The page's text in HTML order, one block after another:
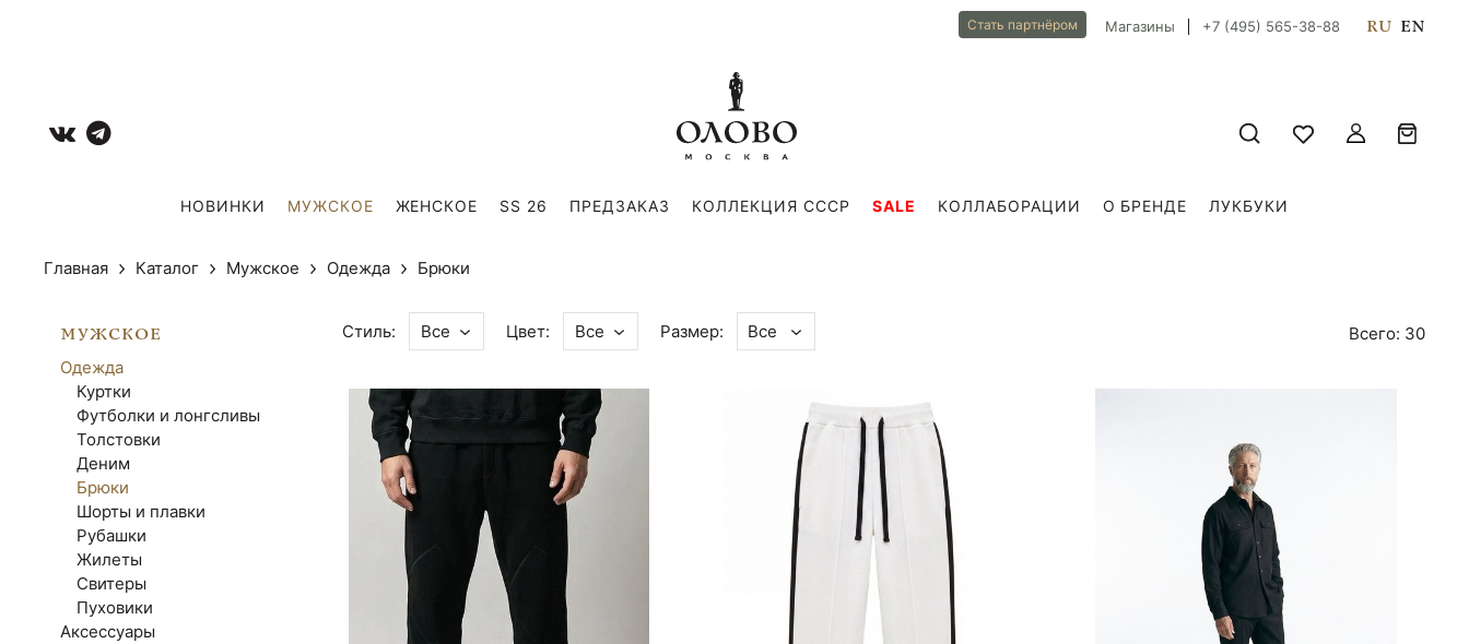
Стать партнёром Магазины +7 (495) 565-38-88 RU EN
НОВИНКИ МУЖCКОЕ ЖЕНСКОЕ SS 26 ПРЕДЗАКАЗ КОЛЛЕКЦИЯ СССР SALE КОЛЛАБОРАЦИИ О БРЕНДЕ ЛУКБУКИ
Главная Каталог Мужcкое Одежда Брюки
МУЖCКОЕ
Одежда
Куртки
Футболки и лонгсливы
Толстовки
Деним
Брюки
Шорты и плавки
Рубашки
Жилеты
Свитеры
Пуховики
Аксессуары
Стиль: Все Цвет: Все Размер: Все Всего: 30